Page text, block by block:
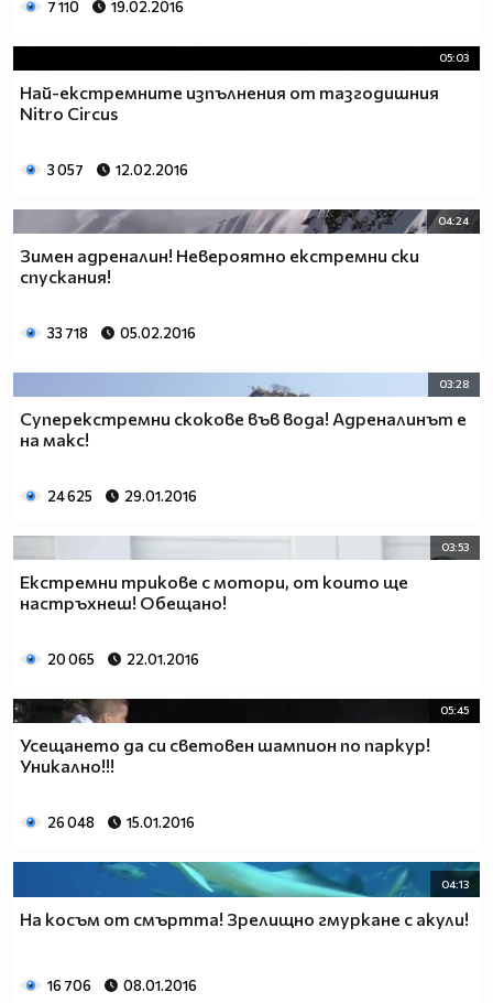
7 110 19.02.2016
05:03
Най-екстремните изпълнения от тазгодишния
Nitro Circus
3 057 12.02.2016
04:24
Зимен адреналин! Невероятно екстремни ски
спускания!
33 718 05.02.2016
03:28
Суперекстремни скокове във вода! Адреналинът е
на макс!
24 625 29.01.2016
03:53
Екстремни трикове с мотори, от които ще
настръхнеш! Обещано!
20 065 22.01.2016
05:45
Усещането да си световен шампион по паркур!
Уникално!!!
26 048 15.01.2016
04:13
На косъм от смъртта! Зрелищно гмуркане с акули!
16 706 08.01.2016